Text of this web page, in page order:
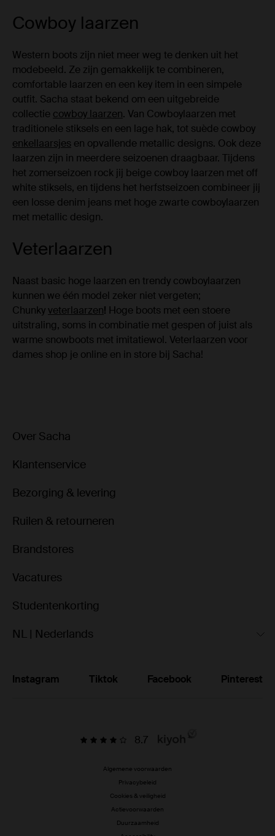
Cowboy laarzen
Western boots zijn niet meer weg te denken uit het
modebeeld. Ze zijn gemakkelijk te combineren,
comfortable laarzen en een key item in een simpele
outfit. Sacha staat bekend om een uitgebreide
collectie cowboy laarzen. Van Cowboylaarzen met
traditionele stiksels en een lage hak, tot suède cowboy
enkellaarsjes en opvallende metallic designs. Ook deze
laarzen zijn in meerdere seizoenen draagbaar. Tijdens
het zomerseizoen rock jij beige cowboy laarzen met off
white stiksels, en tijdens het herfstseizoen combineer jij
een losse denim jeans met hoge zwarte cowboylaarzen
met metallic design.
Veterlaarzen
Naast basic hoge laarzen en trendy cowboylaarzen
kunnen we één model zeker niet vergeten;
Chunkyveterlaarzen! Hoge boots met een stoere
uitstraling, soms in combinatie met gespen of juist als
warme snowboots met imitatiewol. Veterlaarzen voor
dames shop je online en in store bij Sacha!
Over Sacha
Klantenservice
Bezorging & levering
Ruilen & retourneren
Brandstores
Vacatures
Studentenkorting
NL | Nederlands
Instagram Tiktok Facebook Pinterest
8.7
Algemene voorwaarden
Privacybeleid
Cookies & veiligheid
Actievoorwaarden
Duurzaamheid